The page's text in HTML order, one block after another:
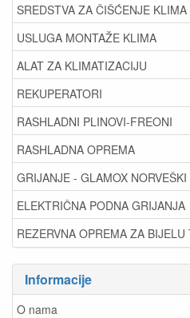
SREDSTVA ZA ČIŠĆENJE KLIMA
USLUGA MONTAŽE KLIMA
ALAT ZA KLIMATIZACIJU
REKUPERATORI
RASHLADNI PLINOVI-FREONI
RASHLADNA OPREMA
GRIJANJE - GLAMOX NORVEŠKI
ELEKTRIČNA PODNA GRIJANJA
REZERVNA OPREMA ZA BIJELU
Informacije
O nama